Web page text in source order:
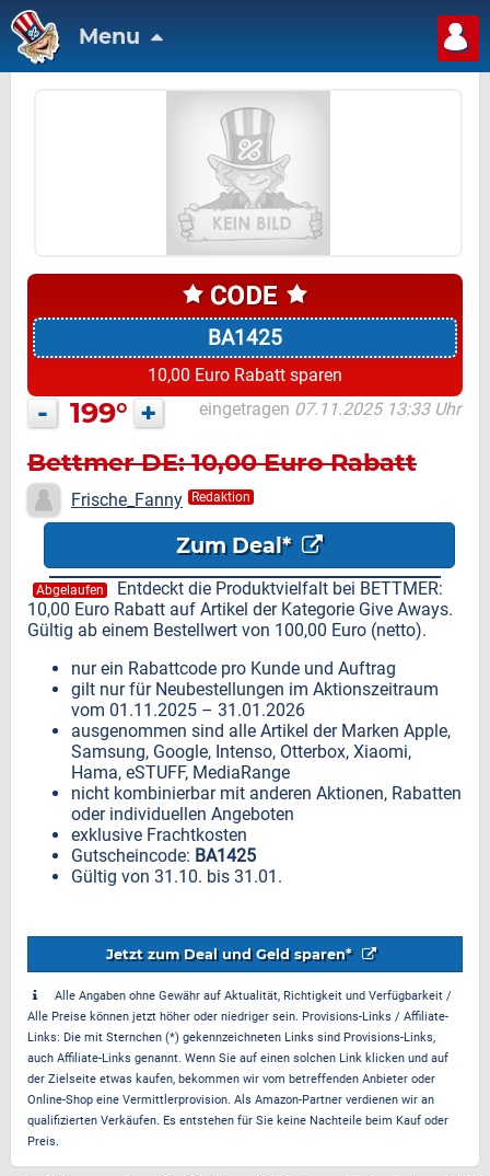
Menu
BA1425
10,00 Euro Rabatt sparen
- 199° + eingetragen 07.11.2025 13:33 Uhr
Bettmer DE: 10,00 Euro Rabatt
Frische_Fanny Redaktion
Zum Deal*
Abgelaufen
Entdeckt die Produktvielfalt bei BETTMER:
10,00 Euro Rabatt auf Artikel der Kategorie Give Aways.
Gültig ab einem Bestellwert von 100,00 Euro (netto).
nur ein Rabattcode pro Kunde und Auftrag
gilt nur für Neubestellungen im Aktionszeitraum
vom 01.11.2025 – 31.01.2026
ausgenommen sind alle Artikel der Marken Apple,
Samsung, Google, Intenso, Otterbox, Xiaomi,
Hama, eSTUFF, MediaRange
nicht kombinierbar mit anderen Aktionen, Rabatten
oder individuellen Angeboten
exklusive Frachtkosten
Gutscheincode: BA1425
Gültig von 31.10. bis 31.01.
Jetzt zum Deal und Geld sparen*
Alle Angaben ohne Gewähr auf Aktualität, Richtigkeit und Verfügbarkeit /
Alle Preise können jetzt höher oder niedriger sein. Provisions-Links / Affiliate-
Links: Die mit Sternchen (*) gekennzeichneten Links sind Provisions-Links,
auch Affiliate-Links genannt. Wenn Sie auf einen solchen Link klicken und auf
der Zielseite etwas kaufen, bekommen wir vom betreffenden Anbieter oder
Online-Shop eine Vermittlerprovision. Als Amazon-Partner verdienen wir an
qualifizierten Verkäufen. Es entstehen für Sie keine Nachteile beim Kauf oder
Preis.